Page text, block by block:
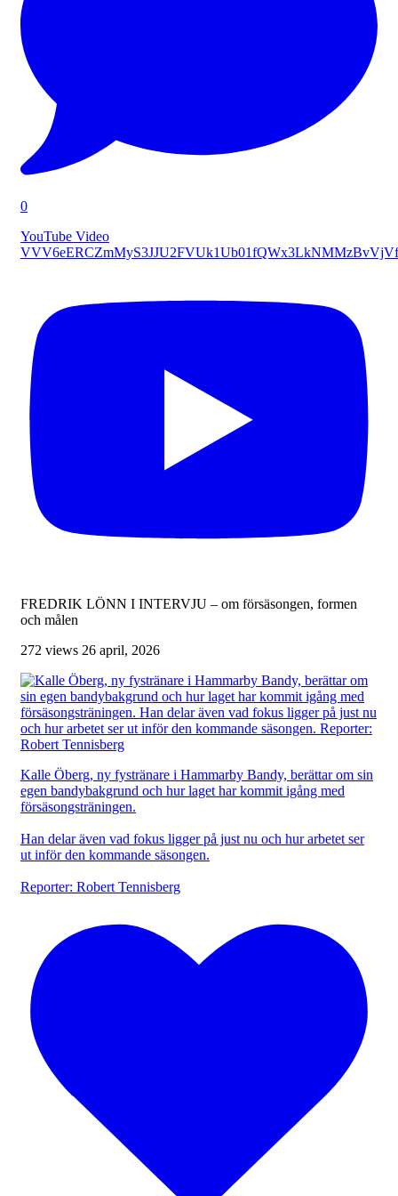
0
YouTube Video
FREDRIK LÖNN I INTERVJU – om försäsongen, formen
och målen
272 views 26 april, 2026
Kalle Öberg, ny fystränare i Hammarby Bandy, berättar om sin
egen bandybakgrund och hur laget har kommit igång med
försäsongsträningen.
Han delar även vad fokus ligger på just nu och hur arbetet ser
ut inför den kommande säsongen.
Reporter: Robert Tennisberg